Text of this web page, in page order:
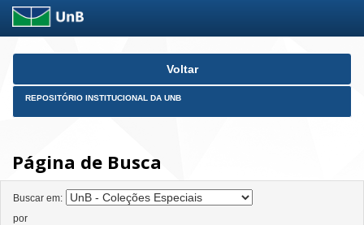
Skip
Voltar
REPOSITÓRIO INSTITUCIONAL DA UNB
Página de Busca
Buscar em:
por